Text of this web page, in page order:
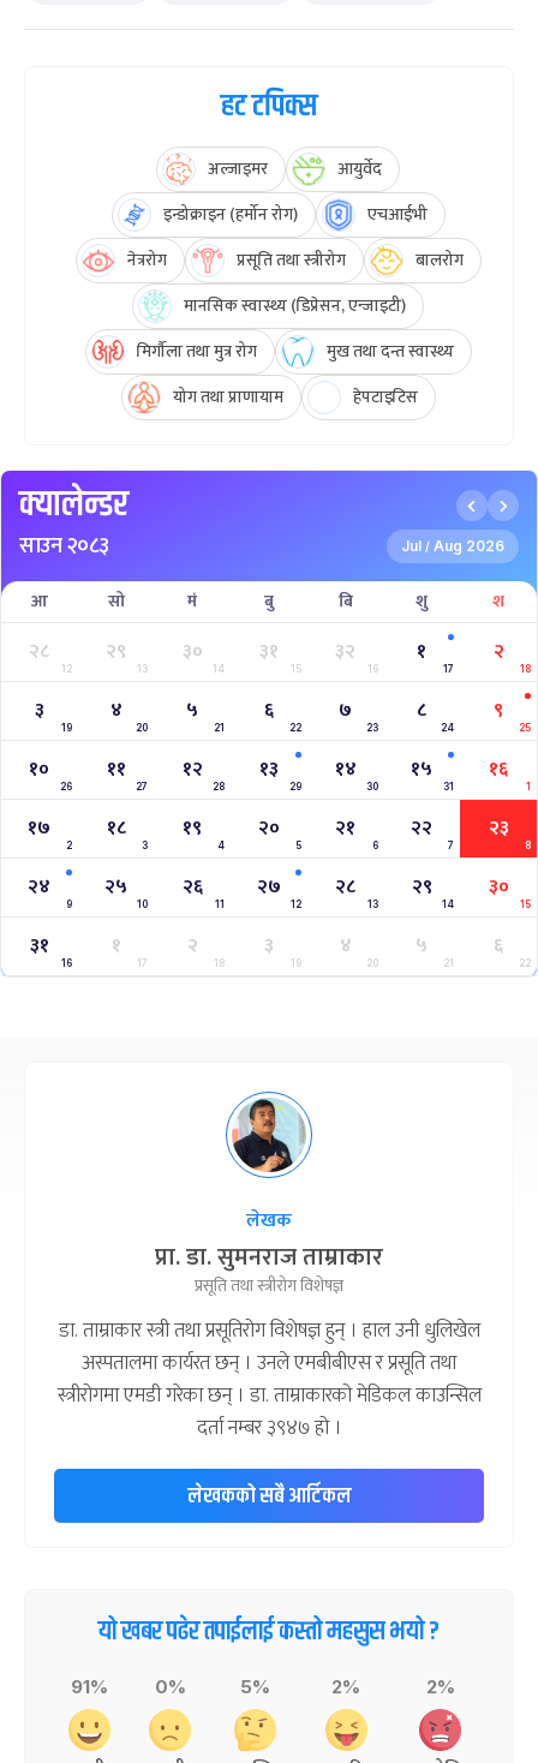
हट टपिक्स
अल्जाइमर
आयुर्वेद
इन्डोक्राइन (हर्मोन रोग)
एचआईभी
नेत्ररोग
प्रसूति तथा स्त्रीरोग
बालरोग
मानसिक स्वास्थ्य (डिप्रेसन, एन्जाइटी)
मिर्गौला तथा मुत्र रोग
मुख तथा दन्त स्वास्थ्य
योग तथा प्राणायाम
हेपटाइटिस
क्यालेन्डर
साउन २०८३ Jul / Aug 2026
आ सो मं बु बि शु श
२८
12
२९
13
३०
14
३१
15
३२
16
१
17
२
18
३
19
४
20
५
21
६
22
७
23
८
24
९
25
१०
26
११
27
१२
28
१३
29
१४
30
१५
31
१६
1
१७
2
१८
3
१९
4
२०
5
२१
6
२२
7
२३
8
२४
9
२५
10
२६
11
२७
12
२८
13
२९
14
३०
15
३१
16
१
17
२
18
३
19
४
20
५
21
६
22
लेखक
प्रा. डा. सुमनराज ताम्राकार
प्रसूति तथा स्त्रीरोग विशेषज्ञ
डा. ताम्राकार स्त्री तथा प्रसूतिरोग विशेषज्ञ हुन् । हाल उनी धुलिखेल
अस्पतालमा कार्यरत छन् । उनले एमबीबीएस र प्रसूति तथा
स्त्रीरोगमा एमडी गरेका छन् । डा. ताम्राकारको मेडिकल काउन्सिल
दर्ता नम्बर ३९४७ हो ।
लेखकको सबै आर्टिकल
यो खबर पढेर तपाईलाई कस्तो महसुस भयो ?
91% 0% 5% 2% 2%